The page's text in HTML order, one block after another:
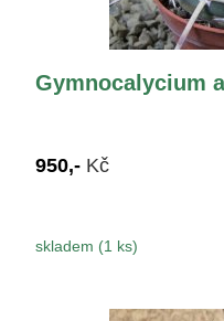
Gymnocalycium
950,- Kč
skladem (1 ks)